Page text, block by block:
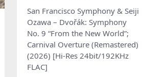
San Francisco Symphony & Seiji
Ozawa – Dvořák: Symphony
No. 9 “From the New World”;
Carnival Overture (Remastered)
(2026) [Hi-Res 24bit/192KHz
FLAC]